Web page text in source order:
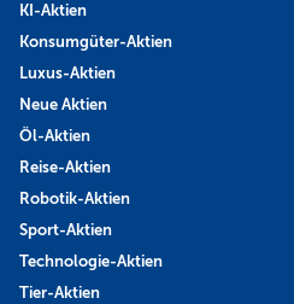
KI-Aktien
Konsumgüter-Aktien
Luxus-Aktien
Neue Aktien
Öl-Aktien
Reise-Aktien
Robotik-Aktien
Sport-Aktien
Technologie-Aktien
Tier-Aktien